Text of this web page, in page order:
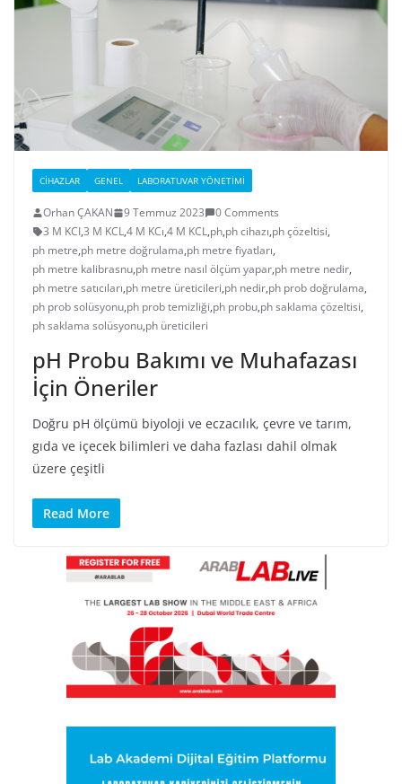
CIHAZLAR GENEL LABORATUVAR YÖNETIMI
Orhan ÇAKAN 9 Temmuz 2023
0 Comments
3 M KCI,3 M KCL,4 M KCı,4 M KCL,ph,ph cihazı,ph çözeltisi,
ph metre,ph metre doğrulama,ph metre fiyatları,
ph metre kalibrasnu,ph metre nasıl ölçüm yapar,ph metre nedir,
ph metre satıcıları,ph metre üreticileri,ph nedir,ph prob doğrulama,
ph prob solüsyonu,ph prob temizliği,ph probu,ph saklama çözeltisi,
ph saklama solüsyonu,ph üreticileri
pH Probu Bakımı ve Muhafazası
İçin Öneriler
Doğru pH ölçümü biyoloji ve eczacılık, çevre ve tarım,
gıda ve içecek bilimleri ve daha fazlası dahil olmak
üzere çeşitli
Read More